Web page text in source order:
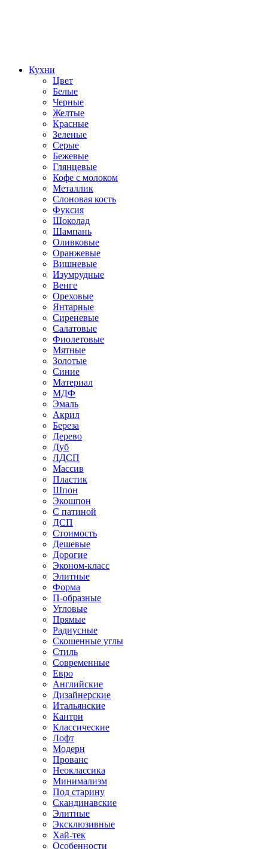
Кухни
Цвет
Белые
Черные
Желтые
Красные
Зеленые
Серые
Бежевые
Глянцевые
Кофе с молоком
Металлик
Слоновая кость
Фуксия
Шоколад
Шампань
Оливковые
Оранжевые
Вишневые
Изумрудные
Венге
Ореховые
Янтарные
Сиреневые
Салатовые
Фиолетовые
Мятные
Золотые
Синие
Материал
МДФ
Эмаль
Акрил
Береза
Дерево
Дуб
ЛДСП
Массив
Пластик
Шпон
Экошпон
С патиной
ДСП
Стоимость
Дешевые
Дорогие
Эконом-класс
Элитные
Форма
П-образные
Угловые
Прямые
Радиусные
Скошенные углы
Стиль
Современные
Евро
Английские
Дизайнерские
Итальянские
Кантри
Классические
Лофт
Модерн
Прованс
Неоклассика
Минимализм
Под старину
Скандинавские
Элитные
Эксклюзивные
Хай-тек
Особенности